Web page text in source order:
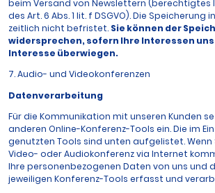
beim Versand von Newslettern (berechtigtes
des Art. 6 Abs. 1 lit. f DSGVO). Die Speicherung
zeitlich nicht befristet. Sie können der
widersprechen, sofern Ihre Interessen
Interesse überwiegen.
7. Audio- und Videokonferenzen
Datenverarbeitung
Für die Kommunikation mit unseren Kunden
anderen Online-Konferenz-Tools ein. Die im
genutzten Tools sind unten aufgelistet. Wenn
Video- oder Audiokonferenz via Internet
Ihre personenbezogenen Daten von uns und
jeweiligen Konferenz-Tools erfasst und